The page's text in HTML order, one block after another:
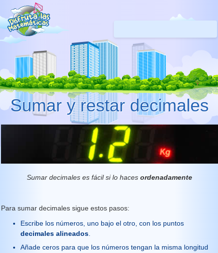
Sumar y restar decimales
Sumar decimales es fácil si lo haces ordenadamente
Para sumar decimales sigue estos pasos:
Escribe los números, uno bajo el otro, con los puntos
decimales alineados.
Añade ceros para que los números tengan la misma longitud